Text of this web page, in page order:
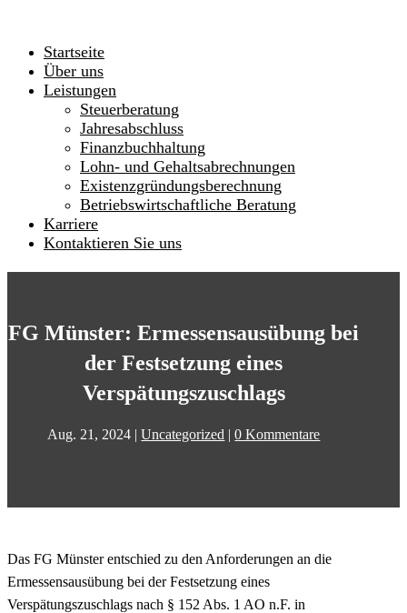
Startseite
Über uns
Leistungen
Steuerberatung
Jahresabschluss
Finanzbuchhaltung
Lohn- und Gehaltsabrechnungen
Existenzgründungsberechnung
Betriebswirtschaftliche Beratung
Karriere
Kontaktieren Sie uns
FG Münster: Ermessensausübung bei
der Festsetzung eines
Verspätungszuschlags
Aug. 21, 2024 |Uncategorized |0 Kommentare
Das FG Münster entschied zu den Anforderungen an die
Ermessensausübung bei der Festsetzung eines
Verspätungszuschlags nach § 152 Abs. 1 AO n.F. in